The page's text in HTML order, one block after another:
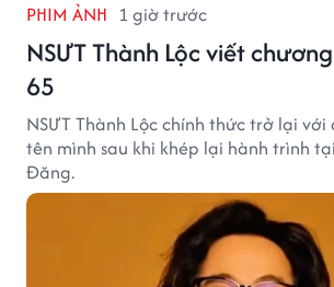
PHIM ẢNH 1 giờ trước
NSƯT Thành Lộc viết
65
NSƯT Thành Lộc chính thức trở lại
tên mình sau khi khép lại hành trình
Đăng.